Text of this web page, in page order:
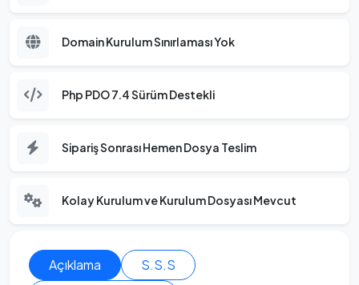
Domain Kurulum Sınırlaması Yok
Php PDO 7.4 Sürüm Destekli
Sipariş Sonrası Hemen Dosya Teslim
Kolay Kurulum ve Kurulum Dosyası Mevcut
Açıklama
S.S.S